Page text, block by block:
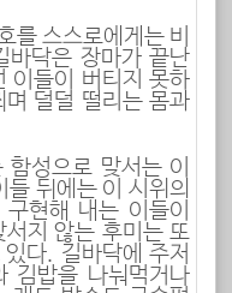
를 스스로에게는 비
바닥은 장마가 끝난
이들이 버티지 못하
덜덜 떨리는 몸과
성으로 맞서는 이
뒤에는 이 시위의
현해 내는 이들이
지 않는 후미는 또
다. 길바닥에 주저
김밥을 나눠먹거나